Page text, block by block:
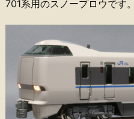
701系用のスノープロウです。